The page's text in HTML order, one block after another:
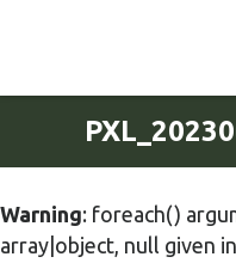
Warning: foreach()
array|object, null given in